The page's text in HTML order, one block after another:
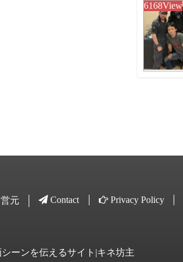
6168View
元 Contact Privacy Policy
シーンを伝えるサイト|キネ坊主